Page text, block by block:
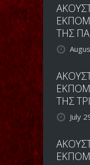
ΤΗΣ
ΤΗΣ
July